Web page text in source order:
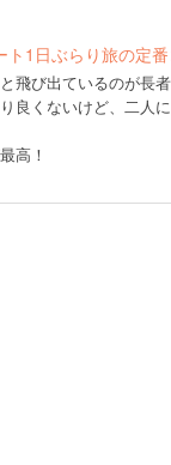
ト1日ぶらり旅の定
飛び出ているのが長者
良くないけど、二人
高！